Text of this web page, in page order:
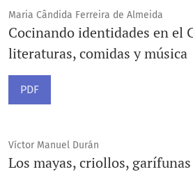
Maria Cândida Ferreira de Almeida
Cocinando identidades en el
literaturas, comidas y música
PDF
Víctor Manuel Durán
Los mayas, criollos,